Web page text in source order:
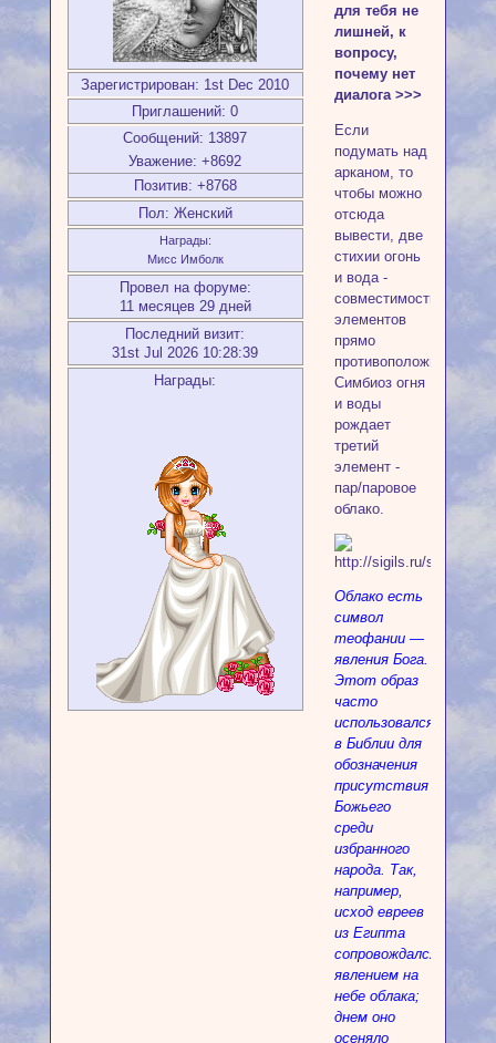
Зарегистрирован: 1st Dec 2010
Приглашений: 0
Сообщений: 13897
Уважение: +8692
Позитив: +8768
Пол: Женский
Награды:
Мисс Имболк
Провел на форуме:
11 месяцев 29 дней
Последний визит:
31st Jul 2026 10:28:39
Награды:
для тебя не
лишней, к
вопросу,
почему нет
диалога >>>
Если
подумать над
арканом, то
чтобы можно
отсюда
вывести, две
стихии огонь
и вода -
совместимость
элементов
прямо
противоположная.
Симбиоз огня
и воды
рождает
третий
элемент -
пар/паровое
облако.
Облако есть
символ
теофании —
явления Бога.
Этот образ
часто
использовался
в Библии для
обозначения
присутствия
Божьего
среди
избранного
народа. Так,
например,
исход евреев
из Египта
сопровождался
явлением на
небе облака;
днем оно
осеняло